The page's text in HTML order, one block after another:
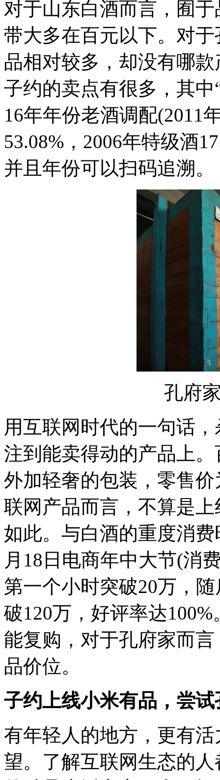
对于山东白酒而言，囿
带大多在百元以下。对
品相对较多，却没有哪
子约的卖点有很多，其
16年年份老酒调配(2011
53.08%，2006年特级酒
并且年份可以扫码追溯。
孔府
用互联网时代的一句话
注到能卖得动的产品上
外加轻奢的包装，零售
联网产品而言，不算是
如此。与白酒的重度消
月18日电商年中大节(消
第一个小时突破20万，
破120万，好评率达
能复购，对于孔府家而
品价位。
子约上线小米有品，尝
有年轻人的地方，更有
望。了解互联网生态的